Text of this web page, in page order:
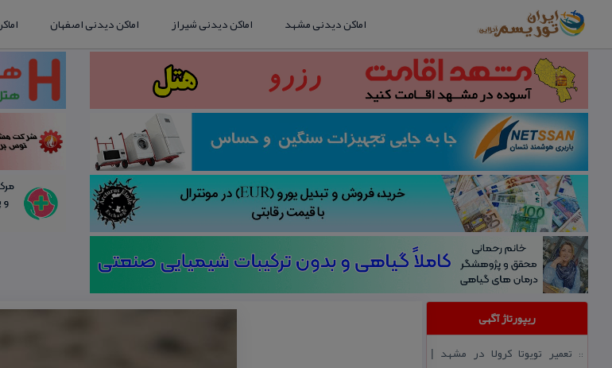
اماکن دیدنی مشهد اماکن دیدنی شیراز اماکن دیدنی اصفهان
ریپورتاژ آگهی
:: تعمیر تویوتا كرولا در مشهد |